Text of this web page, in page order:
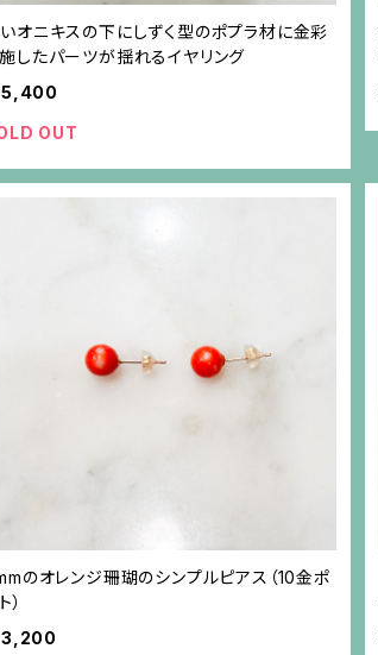
オニキスの下にしずく型のポプラ材に金彩
したパーツが揺れるイヤリング
OUT
のオレンジ珊瑚のシンプルピアス（10金ポ
）